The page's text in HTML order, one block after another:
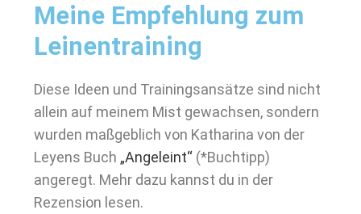
Meine Empfehlung zum
Leinentraining
Diese Ideen und Trainingsansätze sind nicht
allein auf meinem Mist gewachsen, sondern
wurden maßgeblich von Katharina von der
Leyens Buch „Angeleint“ (*Buchtipp)
angeregt. Mehr dazu kannst du in der
Rezension lesen.